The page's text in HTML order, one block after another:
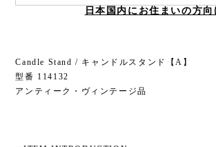
日本国内にお住まいの方向
Candle Stand / キャンドルスタンド【A】
型番 114132
アンティーク・ヴィンテージ品